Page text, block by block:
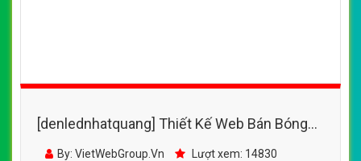
[denlednhatquang] Thiết Kế Web Bán Bóng
Đèn Led ACled đẹp, chuyên nghiệp chuẩn
By: VietWebGroup.Vn Lượt xem: 14830